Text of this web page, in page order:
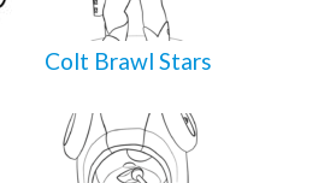
Colt Brawl Stars